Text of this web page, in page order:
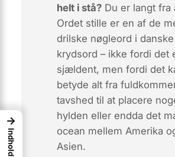
helt i stå?Du er langt fra
Ordet stille er en af de
drilske nøgle­ord i danske
krydsord – ikke fordi det
sjældent, men fordi det
betyde alt fra
tavshed til at placere
hylden eller endda det
ocean mellem Amerika
Asien.
→
Indhold